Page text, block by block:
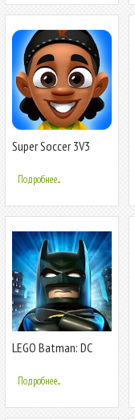
Super Soccer 3V3
Подробнее...
LEGO Batman: DC
Подробнее...